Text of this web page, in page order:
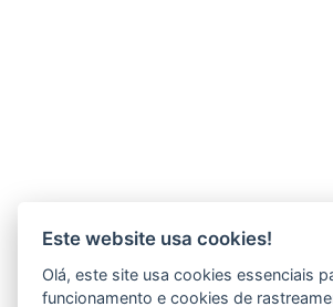
Este website usa cookies!
Olá, este site usa cookies essenciais
funcionamento e cookies de